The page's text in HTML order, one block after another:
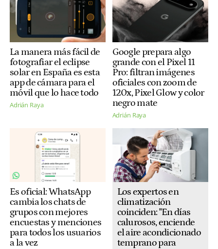
La manera más fácil de
fotografiar el eclipse
solar en España es esta
app de cámara para el
móvil que lo hace todo
Adrián Raya
Google prepara algo
grande con el Pixel 11
Pro: filtran imágenes
oficiales con zoom de
120x, Pixel Glow y color
negro mate
Adrián Raya
Es oficial: WhatsApp
cambia los chats de
grupos con mejores
encuestas y menciones
para todos los usuarios
a la vez
Los expertos en
climatización
coinciden: "En días
calurosos, enciende
el aire acondicionado
temprano para